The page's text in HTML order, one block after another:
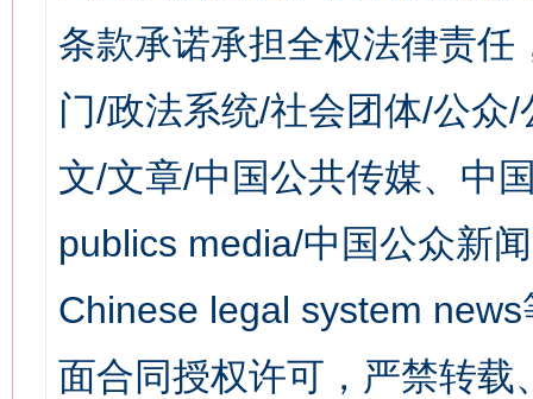
条款承诺承担全权法律责
门/政法系统/社会团体/公众
文/文章/中国公共传媒、中
publics media/中国公众新
Chinese legal system
面合同授权许可，严禁转